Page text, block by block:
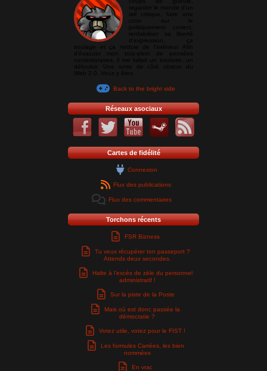
croix sur le
d'expression, ça
contestataires, il me fallait un exutoire, un
Back to the bright side
Réseaux asociaux
Cartes de fidélité
Connexion
Flux des publications
Flux des commentaires
Torchons récents
FSR Bizness
Tu veux récupérer ton passeport ?
Attends deux secondes.
Halte à l’excès de zèle du personnel
administratif !
Sur la piste de la Poste
Mais où est donc passée la
démocratie ?
Votez utile, votez pour le FIST !
Les formules Carrées, les bien
nommées
En vrac